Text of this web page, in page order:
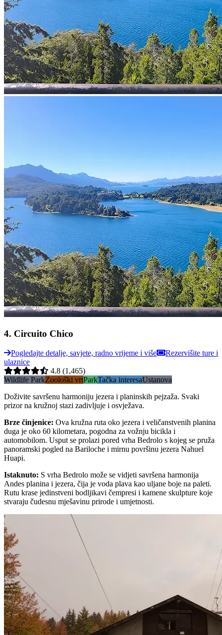
4. Circuito Chico
Pogledajte detalje, savjete, radno vrijeme i više
Rezervišite ture i
ulaznice
4.8 (1,465)
Wildlife ParkZoološki vrtParkTačka interesaUstanova
Doživite savršenu harmoniju jezera i planinskih pejzaža. Svaki
prizor na kružnoj stazi zadivljuje i osvježava.
Brze činjenice: Ova kružna ruta oko jezera i veličanstvenih planina
duga je oko 60 kilometara, pogodna za vožnju bicikla i
automobilom. Usput se prolazi pored vrha Bedrolo s kojeg se pruža
panoramski pogled na Bariloche i mirnu površinu jezera Nahuel
Huapi.
Istaknuto: S vrha Bedrolo može se vidjeti savršena harmonija
Andes planina i jezera, čija je voda plava kao uljane boje na paleti.
Rutu krase jedinstveni bodljikavi čempresi i kamene skulpture koje
stvaraju čudesnu mješavinu prirode i umjetnosti.